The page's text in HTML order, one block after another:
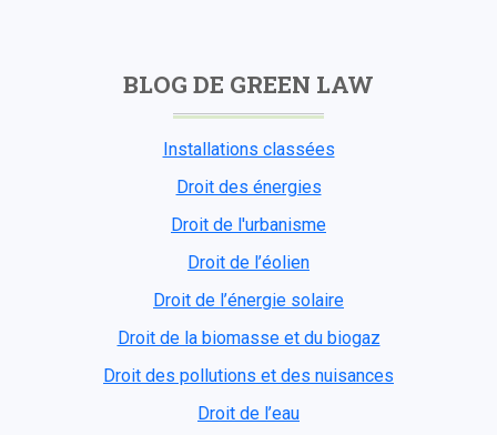
BLOG DE GREEN LAW
Installations classées
Droit des énergies
Droit de l'urbanisme
Droit de l’éolien
Droit de l’énergie solaire
Droit de la biomasse et du biogaz
Droit des pollutions et des nuisances
Droit de l’eau